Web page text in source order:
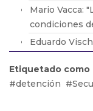
Mario Vacca:
condiciones
Eduardo
Lic. Eduardo
con sus hijos
Etiquetado como
detención